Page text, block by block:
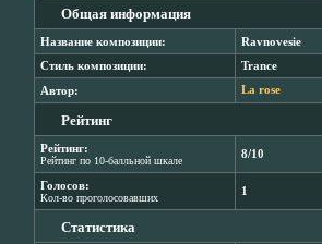
Общая информация
Название композиции: Ravnovesie
Стиль композиции: Trance
Автор: La rose
Рейтинг
Рейтинг:
Рейтинг по 10-балльной шкале
8/10
Голосов:
Кол-во проголосовавших
1
Статистика